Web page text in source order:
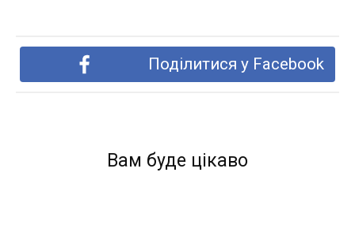
Поділитися у Facebook
Вам буде цікаво